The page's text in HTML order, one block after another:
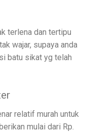
terlena dan tertipu
wajar, supaya anda
batu sikat yg telah
relatif murah untuk
mulai dari Rp.